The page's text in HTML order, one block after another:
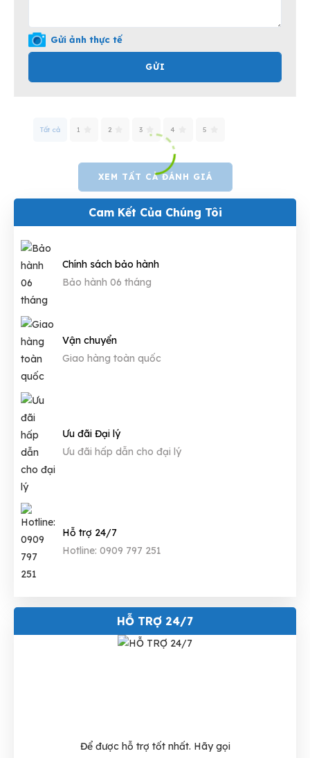
Gửi ảnh thực tế
GỬI
Tất cả 1 2 3 4 5
XEM TẤT CẢ ĐÁNH GIÁ
Cam Kết Của Chúng Tôi
Chính sách bảo hành
Bảo hành 06 tháng
Vận chuyển
Giao hàng toàn quốc
Ưu đãi Đại lý
Ưu đãi hấp dẫn cho đại lý
Hỗ trợ 24/7
Hotline: 0909 797 251
HỖ TRỢ 24/7
Để được hỗ trợ tốt nhất. Hãy gọi